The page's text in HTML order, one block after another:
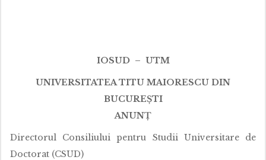
IOSUD – UTM
UNIVERSITATEA TITU MAIORESCU DIN
BUCUREȘTI
ANUNȚ
Directorul Consiliului pentru Studii Universitare de
Doctorat (CSUD)